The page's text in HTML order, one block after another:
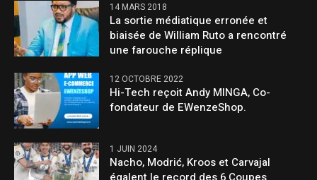
14 MARS 2018
La sortie médiatique erronée et
biaisée de William Ruto a rencontré
une farouche réplique
12 OCTOBRE 2022
Hi-Tech reçoit Andy MINGA, Co-
fondateur de EWenzeShop.
1 JUIN 2024
Nacho, Modrić, Kroos et Carvajal